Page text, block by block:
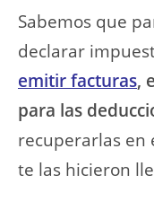
Sabemos que
declarar
emitir facturas,
para las
recuperarlas en
te las hicieron